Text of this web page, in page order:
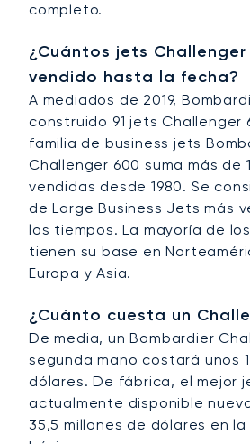
completo.
¿Cuántos jets Challenger
vendido hasta la fecha?
A mediados de 2019,
construido 91 jets Challenger
familia de business jets
Challenger 600 suma más de
vendidas desde 1980. Se
de Large Business Jets más
los tiempos. La mayoría de
tienen su base en
Europa y Asia.
¿Cuánto cuesta un
De media, un Bombardier
segunda mano costará unos
dólares. De fábrica, el mejor
actualmente disponible
35,5 millones de dólares en